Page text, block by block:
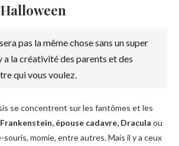
pas la même chose sans un super
a la créativité des parents et des
qui vous voulez.
se concentrent sur les fantômes et les
Frankenstein, épouse cadavre, Dracula ou
momie, entre autres. Mais il y a ceux